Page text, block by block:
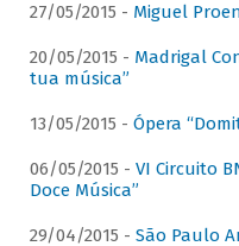
27/05/2015 - Miguel
20/05/2015 - Madrigal
tua música”
13/05/2015 - Ópera
06/05/2015 - VI Circuito
Doce Música”
29/04/2015 - São Paulo